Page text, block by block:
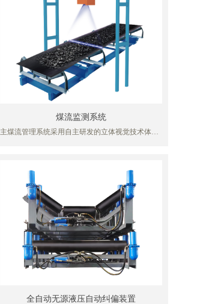
况，除具有在低功耗下实时监测以及智能 AI 识别
判断和报警功能外，还具有无线传输的通讯功能。
可作为皮带机智能监测系统的配套产品使用，可实
现皮带机托辊实时温度、转速监测和上传的功能，
同时也可以作为其他同类型智能监测系统配套产品
使用。
煤流监测系统
主煤流管理系统采用自主研发的立体视觉技术体
偏检测、皮带堆煤检测、皮带异物检测、皮带洒煤
检测、皮带水煤检测、皮带打滑检测、人员入侵、
人员爬皮带、给料口堵煤、下料口超高等多种解决
方案，结合现场的对于皮带状态的监测如：温度、
振动、烟雾、撕裂等状态及数据。无需改造现场皮
带使用环境，通过将相机固定在皮带上方即可完成
现场布置，并可通过应用管理平台进行数字孪生可
视化展示、数据管理分析、出库流量把控、出库煤
量大数据统计、运输安全监测、数字孪生智能远程
调速等多种系统化管理，提升矿业自动化及智能化
全自动无源液压自动纠偏装置